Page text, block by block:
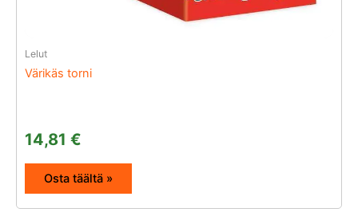
Lelut
Värikäs torni
14,81 €
Osta täältä »